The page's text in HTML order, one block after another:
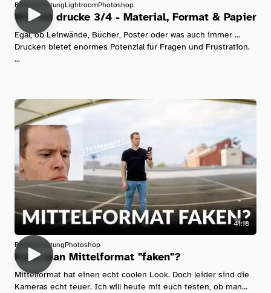
BildbearbeitungLightroomPhotoshop
Wie ich drucke 3/4 - Material, Format & Papier
Egal, ob Leinwände, Bücher, Poster oder was auch immer ...
Drucken bietet enormes Potenzial für Fragen und Frustration.
...
41:18
BildbearbeitungPhotoshop
Kann man Mittelformat "faken"?
Mittelformat hat einen echt coolen Look. Doch leider sind die
Kameras echt teuer. Ich will heute mit euch testen, ob man...